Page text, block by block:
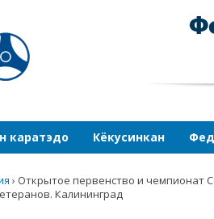
каратэдо Кёкусинкан
› Открытое первенство и чемпионат
Калининград